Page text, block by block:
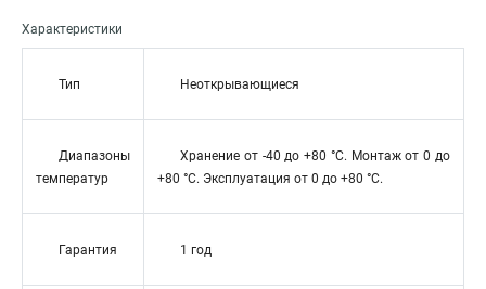
Характеристики
Тип Неоткрывающиеся
Диапазоны
температур
Хранение от -40 до +80 °С. Монтаж от 0 до
+80 °С. Эксплуатация от 0 до +80 °С.
Гарантия 1 год